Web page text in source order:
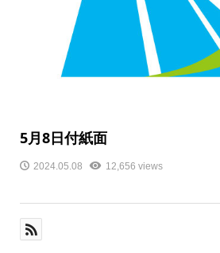
5月8日付紙面
2024.05.08 12,656 views